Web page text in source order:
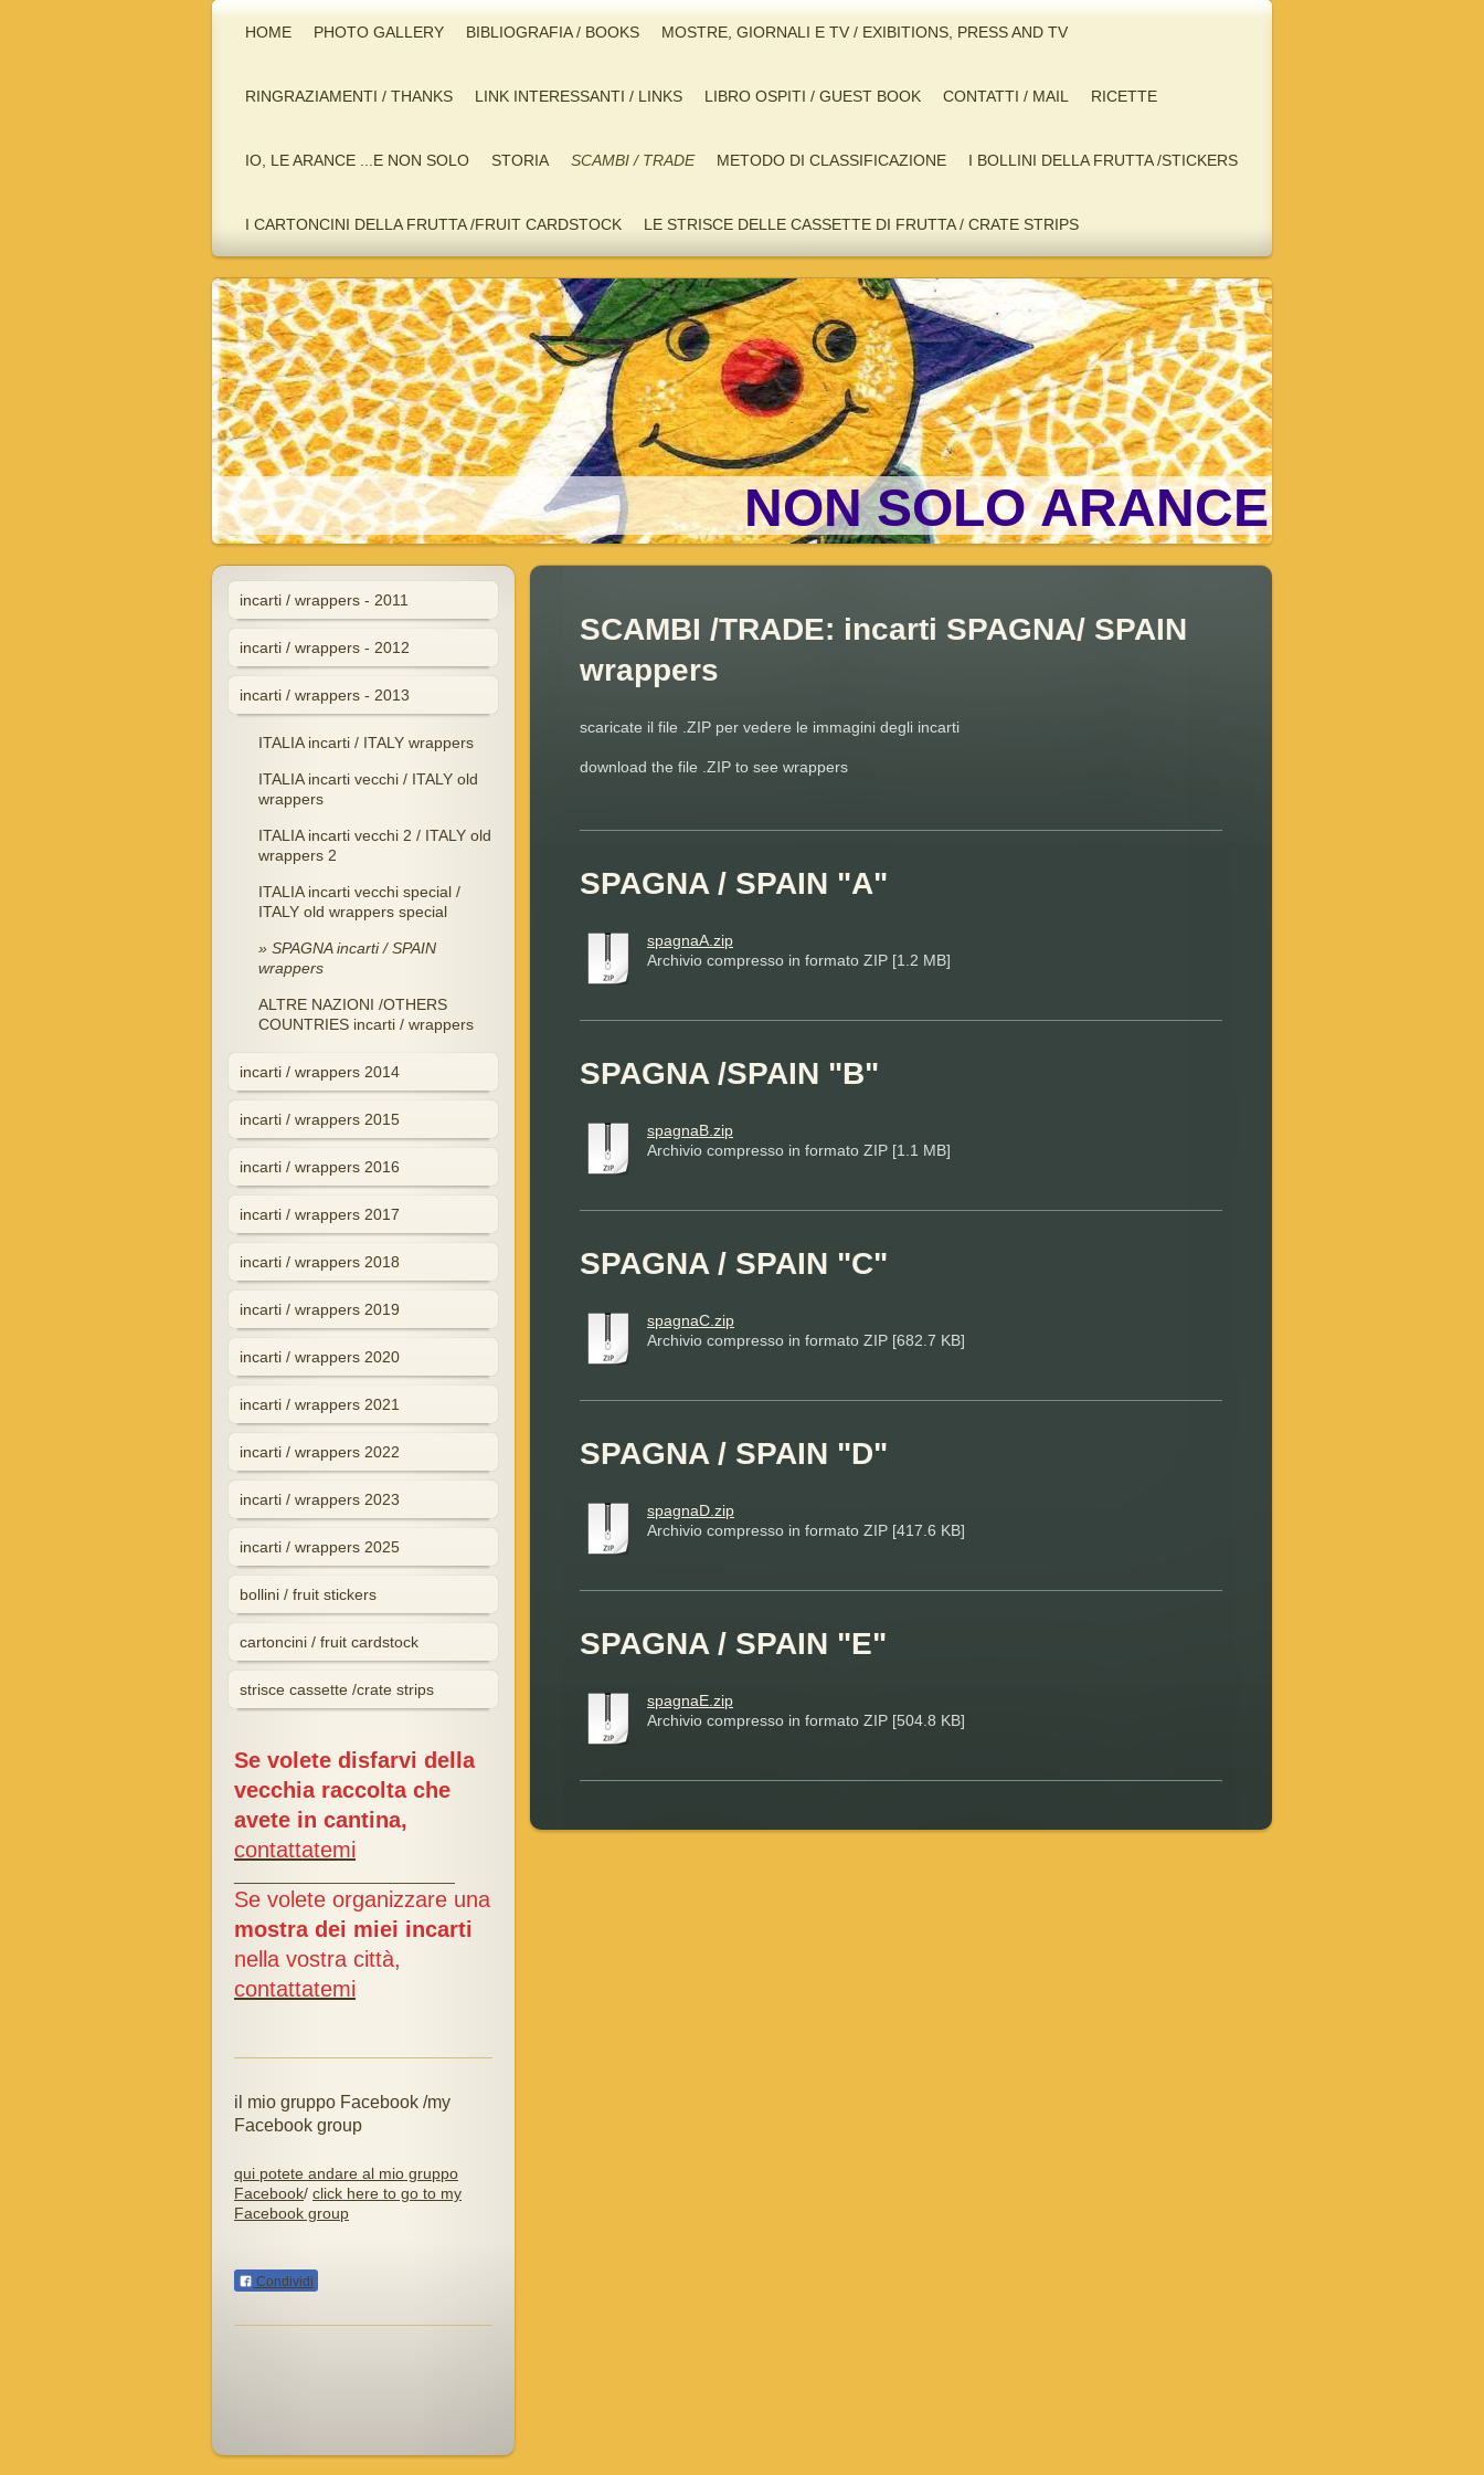
HOME PHOTO GALLERY BIBLIOGRAFIA / BOOKS MOSTRE, GIORNALI E TV / EXIBITIONS, PRESS AND TV
RINGRAZIAMENTI / THANKS LINK INTERESSANTI / LINKS LIBRO OSPITI / GUEST BOOK CONTATTI / MAIL RICETTE
IO, LE ARANCE ...E NON SOLO STORIA SCAMBI / TRADE METODO DI CLASSIFICAZIONE I BOLLINI DELLA FRUTTA /STICKERS
I CARTONCINI DELLA FRUTTA /FRUIT CARDSTOCK LE STRISCE DELLE CASSETTE DI FRUTTA / CRATE STRIPS
NON SOLO ARANCE
SCAMBI /TRADE: incarti SPAGNA/ SPAIN
wrappers
scaricate il file .ZIP per vedere le immagini degli incarti
download the file .ZIP to see wrappers
SPAGNA / SPAIN "A"
spagnaA.zip
Archivio compresso in formato ZIP [1.2 MB]
SPAGNA /SPAIN "B"
spagnaB.zip
Archivio compresso in formato ZIP [1.1 MB]
SPAGNA / SPAIN "C"
spagnaC.zip
Archivio compresso in formato ZIP [682.7 KB]
SPAGNA / SPAIN "D"
spagnaD.zip
Archivio compresso in formato ZIP [417.6 KB]
SPAGNA / SPAIN "E"
spagnaE.zip
Archivio compresso in formato ZIP [504.8 KB]
incarti / wrappers - 2011
incarti / wrappers - 2012
incarti / wrappers - 2013
ITALIA incarti / ITALY wrappers
ITALIA incarti vecchi / ITALY old
wrappers
ITALIA incarti vecchi 2 / ITALY old
wrappers 2
ITALIA incarti vecchi special /
ITALY old wrappers special
SPAGNA incarti / SPAIN
wrappers
ALTRE NAZIONI /OTHERS
COUNTRIES incarti / wrappers
incarti / wrappers 2014
incarti / wrappers 2015
incarti / wrappers 2016
incarti / wrappers 2017
incarti / wrappers 2018
incarti / wrappers 2019
incarti / wrappers 2020
incarti / wrappers 2021
incarti / wrappers 2022
incarti / wrappers 2023
incarti / wrappers 2025
bollini / fruit stickers
cartoncini / fruit cardstock
strisce cassette /crate strips
Se volete disfarvi della
vecchia raccolta che
avete in cantina,
contattatemi
Se volete organizzare una
mostra dei miei incarti
nella vostra città,
contattatemi
il mio gruppo Facebook /my
Facebook group
qui potete andare al mio gruppo
Facebook/ click here to go to my
Facebook group
Condividi